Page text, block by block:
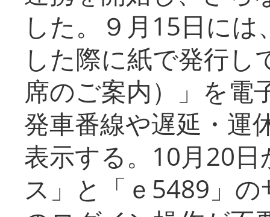
した。９月15日に
した際に紙で発行し
席のご案内）」を電
発車番線や遅延・運
表示する。10月20
ス」と「ｅ5489」